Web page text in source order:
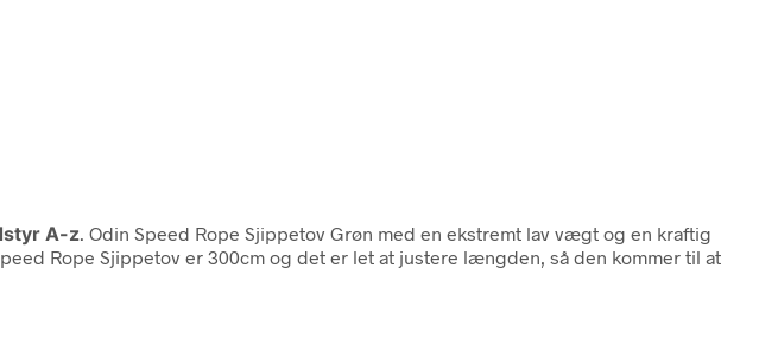
A-z . Odin Speed Rope Sjippetov Grøn med en ekstremt lav vægt og en kraftig
Rope Sjippetov er 300cm og det er let at justere længden, så den kommer til at